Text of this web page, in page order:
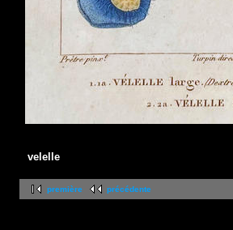
velelle
première précédente